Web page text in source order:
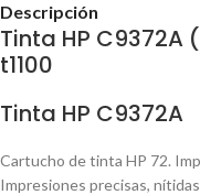
Descripción
Tinta HP C9372A
t1100
Tinta HP C9372A
Cartucho de tinta HP 72.
Impresiones precisas,